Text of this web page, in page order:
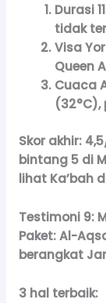
Durasi
tidak
Visa
Queen
Cuaca
(32°C),
Skor akhir:
bintang 5 di
lihat Ka’bah
Testimoni 9:
Paket:Al-
berangkat
3 hal terbaik: